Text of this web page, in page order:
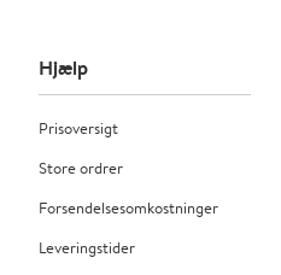
Hjælp
Prisoversigt
Store ordrer
Forsendelsesomkostninger
Leveringstider